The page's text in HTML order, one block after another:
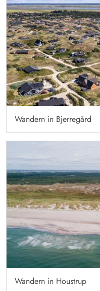
Wandern in Bjerregård
Wandern in Houstrup